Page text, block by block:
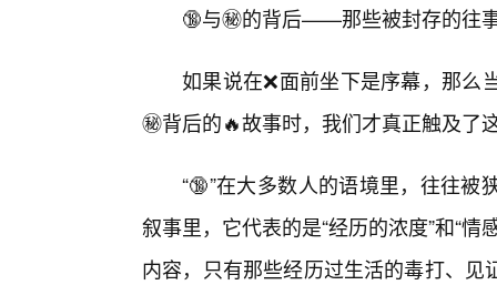
🔞与㊙️的背后——那些被封存的往
如果说在❌面前坐下是序幕，那么
㊙️背后的🔥故事时，我们才真正触及了
“🔞”在大多数人的语境里，往往
叙事里，它代表的是“经历的浓度”和“
内容，只有那些经历过生活的毒打、